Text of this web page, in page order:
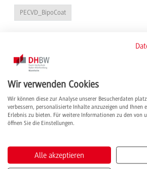
PECVD_BipoCoat
Akademischer Mitarbeiter im Drittmittelprojekt
Schulz, Volker, Prof. Dr.
Projektleitung PECVD_BipoCoat
Weber, Nicolas
Wir verwenden Cookies
Wir können diese zur Analyse unserer Besucherdaten
verbessern, personalisierte Inhalte anzuzeigen und Ihnen
Erlebnis zu bieten. Für weitere Informationen zu den von
öffnen Sie die Einstellungen.
Alle akzeptieren